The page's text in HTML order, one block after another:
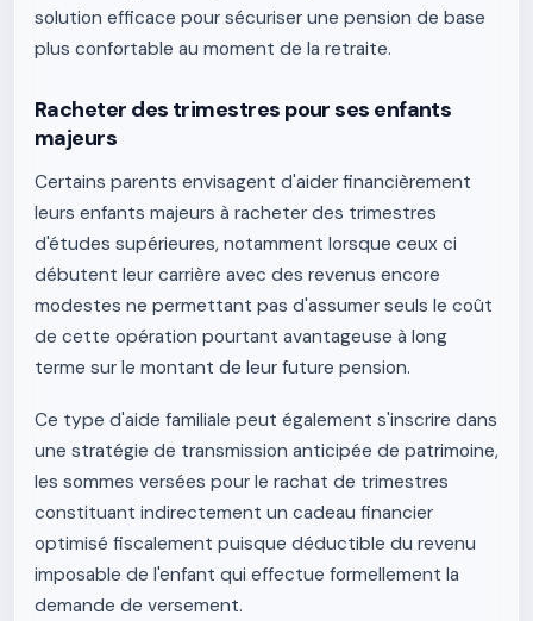
solution efficace pour sécuriser une pension de base
plus confortable au moment de la retraite.
Racheter des trimestres pour ses enfants
majeurs
Certains parents envisagent d'aider financièrement
leurs enfants majeurs à racheter des trimestres
d'études supérieures, notamment lorsque ceux ci
débutent leur carrière avec des revenus encore
modestes ne permettant pas d'assumer seuls le coût
de cette opération pourtant avantageuse à long
terme sur le montant de leur future pension.
Ce type d'aide familiale peut également s'inscrire dans
une stratégie de transmission anticipée de patrimoine,
les sommes versées pour le rachat de trimestres
constituant indirectement un cadeau financier
optimisé fiscalement puisque déductible du revenu
imposable de l'enfant qui effectue formellement la
demande de versement.